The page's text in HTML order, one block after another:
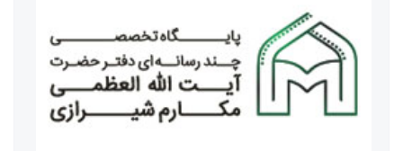
نماینده ولی فقیه در استان آذربایجان شرقی و جمعی از علما